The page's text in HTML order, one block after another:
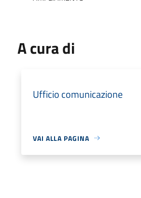
A cura di
Ufficio comunicazione
VAI ALLA PAGINA